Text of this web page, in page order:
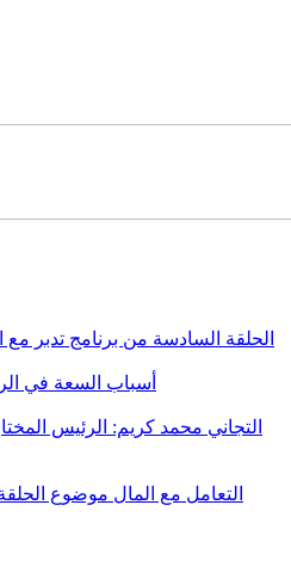
الحلقة السادسة من برنامج تدبر مع
أسباب السعة في
التجاني محمد كريم: الرئيس
التعامل مع المال موضوع